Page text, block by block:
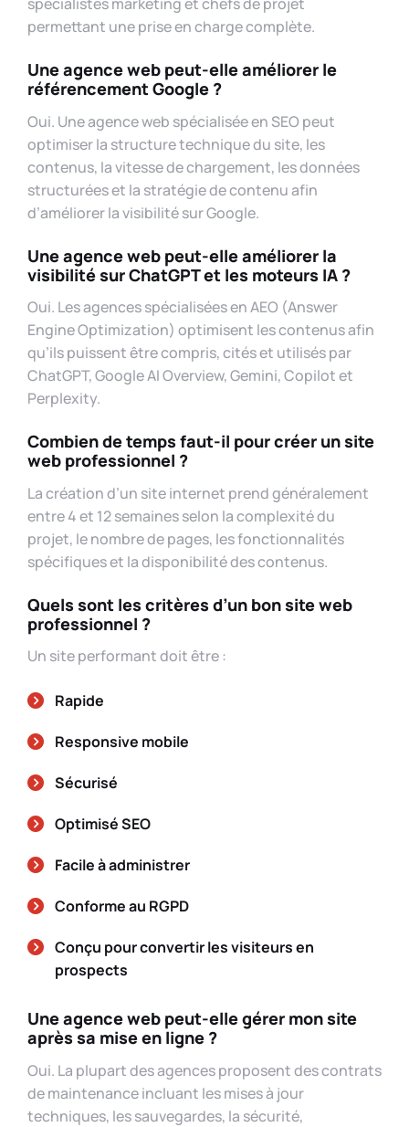
permettant une prise en charge complète.
Une agence web peut-elle améliorer le
référencement Google ?
Oui. Une agence web spécialisée en SEO peut
optimiser la structure technique du site, les
contenus, la vitesse de chargement, les données
structurées et la stratégie de contenu afin
d’améliorer la visibilité sur Google.
Une agence web peut-elle améliorer la
visibilité sur ChatGPT et les moteurs IA ?
Oui. Les agences spécialisées en AEO (Answer
Engine Optimization) optimisent les contenus afin
qu’ils puissent être compris, cités et utilisés par
ChatGPT, Google AI Overview, Gemini, Copilot et
Perplexity.
Combien de temps faut-il pour créer un site
web professionnel ?
La création d’un site internet prend généralement
entre 4 et 12 semaines selon la complexité du
projet, le nombre de pages, les fonctionnalités
spécifiques et la disponibilité des contenus.
Quels sont les critères d’un bon site web
professionnel ?
Un site performant doit être :
Rapide
Responsive mobile
Sécurisé
Optimisé SEO
Facile à administrer
Conforme au RGPD
Conçu pour convertir les visiteurs en
prospects
Une agence web peut-elle gérer mon site
après sa mise en ligne ?
Oui. La plupart des agences proposent des contrats
de maintenance incluant les mises à jour
techniques, les sauvegardes, la sécurité,